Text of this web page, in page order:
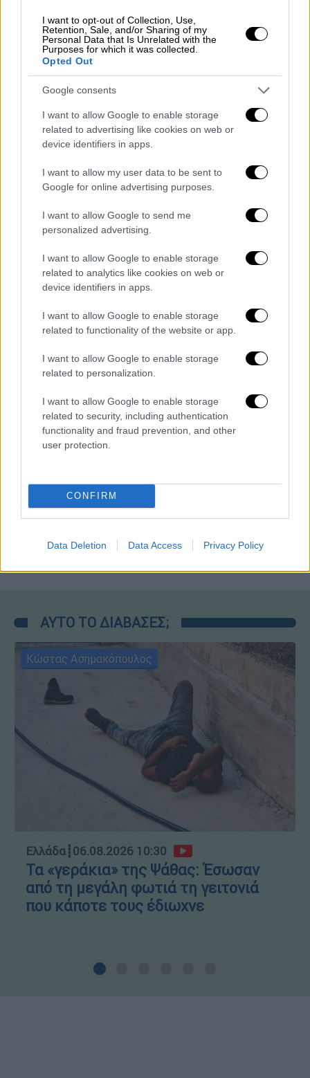
I want to opt-out of Collection, Use,
Retention, Sale, and/or Sharing of my
Personal Data that Is Unrelated with the
Purposes for which it was collected.
Opted Out
Google consents
I want to allow Google to enable storage
related to advertising like cookies on web or
device identifiers in apps.
I want to allow my user data to be sent to
Google for online advertising purposes.
I want to allow Google to send me
personalized advertising.
I want to allow Google to enable storage
related to analytics like cookies on web or
device identifiers in apps.
I want to allow Google to enable storage
related to functionality of the website or app.
I want to allow Google to enable storage
related to personalization.
I want to allow Google to enable storage
related to security, including authentication
functionality and fraud prevention, and other
user protection.
CONFIRM
Data Deletion Data Access Privacy Policy
POPULAR VIDEOS
Μεσημεριανό δελτίο ειδήσεων
ΑΠΟΣΠΑΣΜΑΤΑ...|06.08.2026 18:49
Φωτιά στη Σκύρο: Τεράστιες φλόγες και
Κεντρικό...|05.08.2026 19:49
Κεντρικό δελτίο ειδήσεων 05/08/2026
Ώρα Ελλάδος...|06.08.2026 10:06
Δελτίο στην νοηματική 06/08/2026
ΑΥΤΟ ΤΟ ΔΙΑΒΑΣΕΣ;
Κώστας Ασημακόπουλος
Ελλάδα┋06.08.2026 10:30
Τα «γεράκια» της Ψάθας: Έσωσαν
από τη μεγάλη φωτιά τη γειτονιά
που κάποτε τους έδιωχνε